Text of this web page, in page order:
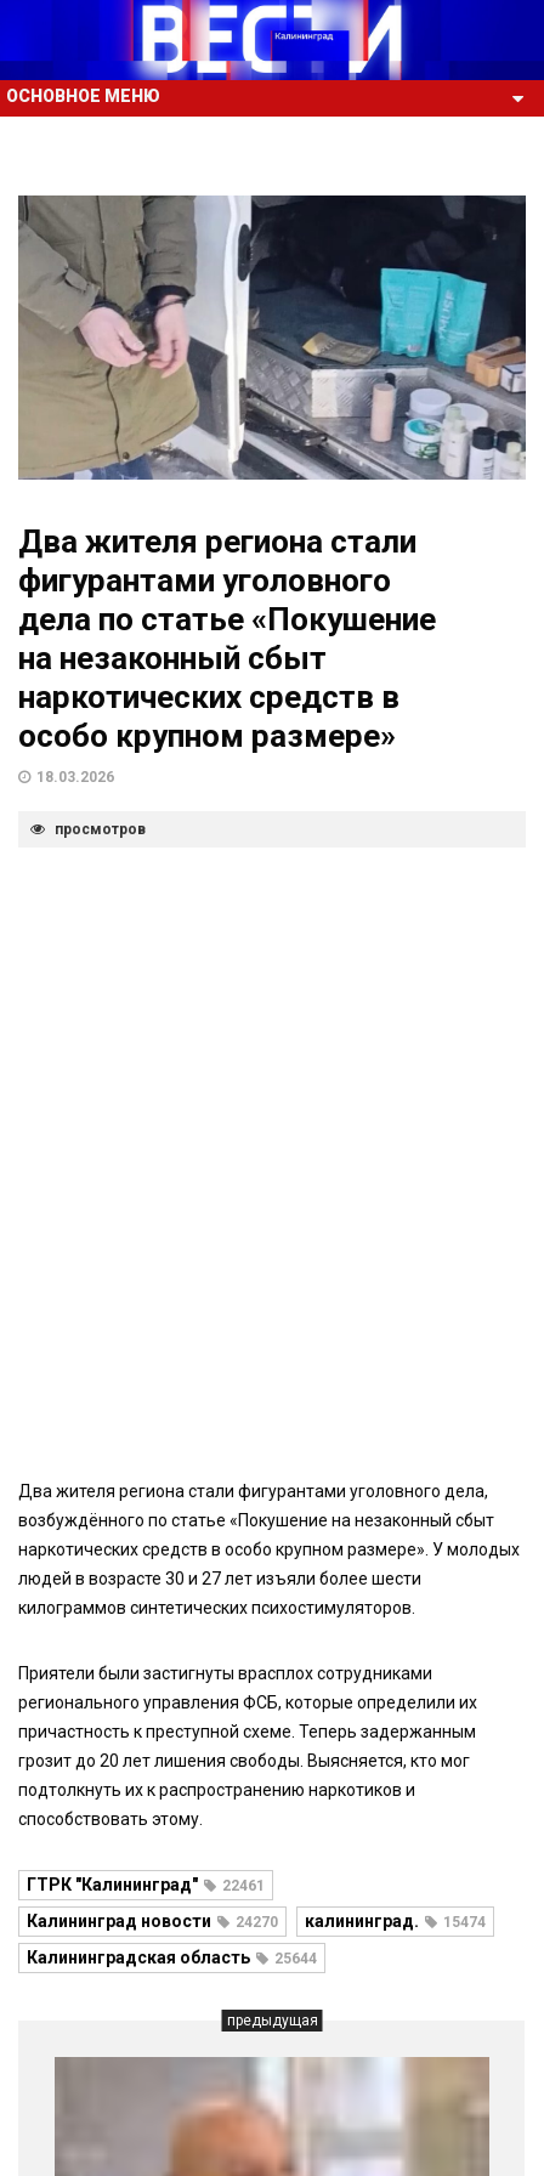
ОСНОВНОЕ МЕНЮ
Два жителя региона стали
фигурантами уголовного
дела по статье «Покушение
на незаконный сбыт
наркотических средств в
особо крупном размере»
18.03.2026
просмотров
Два жителя региона стали фигурантами уголовного дела,
возбуждённого по статье «Покушение на незаконный сбыт
наркотических средств в особо крупном размере». У молодых
людей в возрасте 30 и 27 лет изъяли более шести
килограммов синтетических психостимуляторов.
Приятели были застигнуты врасплох сотрудниками
регионального управления ФСБ, которые определили их
причастность к преступной схеме. Теперь задержанным
грозит до 20 лет лишения свободы. Выясняется, кто мог
подтолкнуть их к распространению наркотиков и
способствовать этому.
ГТРК "Калининград" 22461
Калининград новости 24270 калининград. 15474
Калининградская область 25644
предыдущая